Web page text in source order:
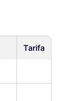
Tarifa